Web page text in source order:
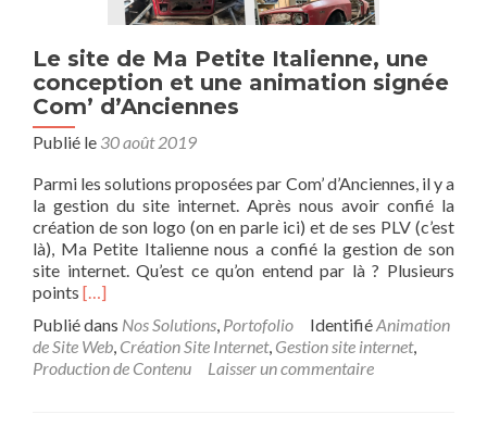
Le site de Ma Petite Italienne, une
conception et une animation signée
Com’ d’Anciennes
Publié le 30 août 2019
Parmi les solutions proposées par Com’ d’Anciennes, il y a
la gestion du site internet. Après nous avoir confié la
création de son logo (on en parle ici) et de ses PLV (c’est
là), Ma Petite Italienne nous a confié la gestion de son
site internet. Qu’est ce qu’on entend par là ? Plusieurs
points En
plus
surLe
site
[…]
Publié dans Nos Solutions, Portofolio IdentifiéAnimation
de Site Web, Création Site Internet, Gestion site internet,
Production de Contenu
Laisser un commentaire